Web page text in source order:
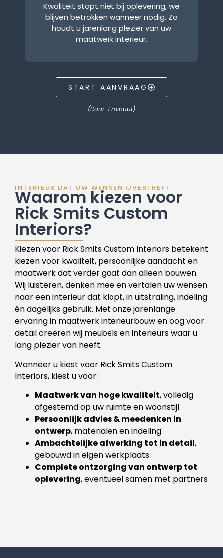
Kwaliteit stopt niet bij oplevering, we
blijven betrokken wanneer nodig. Zo
houdt u jarenlang plezier van uw
maatwerk interieur.
START AANVRAAG
(Duur: 1 minuut)
INTERIEUR DAT UW WENSEN OVERTREFT
Waarom kiezen voor
Rick Smits Custom
Interiors?
Kiezen voor Rick Smits Custom Interiors betekent
kiezen voor kwaliteit, persoonlijke aandacht en
maatwerk dat verder gaat dan alleen bouwen.
Wij luisteren, denken mee en vertalen uw wensen
naar een interieur dat klopt, in uitstraling, indeling
én dagelijks gebruik. Met onze jarenlange
ervaring in maatwerk interieurbouw en oog voor
detail creëren wij meubels en interieurs waar u
lang plezier van heeft.
Wanneer u kiest voor Rick Smits Custom
Interiors, kiest u voor:
Maatwerk van hoge kwaliteit, volledig
afgestemd op uw ruimte en woonstijl
Persoonlijk advies & meedenken in
ontwerp, materialen en indeling
Ambachtelijke afwerking tot in detail,
gebouwd in eigen werkplaats
Complete ontzorging van ontwerp tot
oplevering, eventueel samen met partners